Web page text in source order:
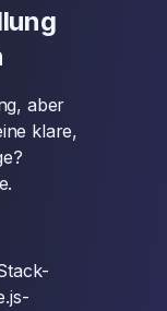
aber
klare,